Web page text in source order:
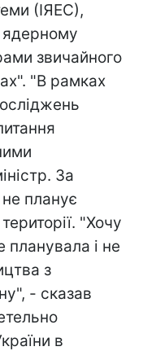
(ІЯЕС),
ядерному
звичайного
"В рамках
За
планує
"Хочу
планувала і не
з
- сказав
в